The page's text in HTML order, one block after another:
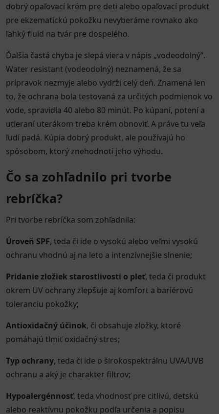
dobrý opaľovací krém pre deti alebo opaľovací produkt
pre ekzematickú pokožku nevyberáme rovnako ako
ľahký fluid na tvár pre dospelého.
Ďalšia častá chyba je slepá viera v nápis „vodeodolný“.
Water resistant (vodeodolný) neznamená, že sa
prípravok nezmyje alebo vydrží celý deň. Znamená len
to, že ochrana bola testovaná za určitých podmienok vo
vode, spravidla 40 alebo 80 minút. Po kúpaní, potení a
utieraní uterákom treba krém obnoviť. A práve tu veľa
ľudí padá. Kúpia dobrý produkt, ale používajú ho
spôsobom, ktorý znehodnotí jeho výhodu.
Čo sa zohľadnilo pri tvorbe
rebríčka?
Pri tvorbe rebríčka som zohľadnila:
Úroveň SPF, teda či ide o vysokú alebo veľmi vysokú
ochranu vhodnú aj na leto a intenzívnejšie slnenie;
Pridanie zložiek starostlivosti o pleť, teda či produkt
okrem UV ochrany zlepšuje aj komfort a bariérovú
toleranciu pokožky;
Antioxidačný účinok, či obsahuje zložky, ktoré
pomáhajú tlmiť oxidačný stres;
Typ ochrany, teda či ide o širokospektrálnu UVA/UVB
ochranu a aký je charakter filtrov;
Hypoalergénnosť, teda vhodnosť pre citlivú, detskú
alebo reaktívnu pokožku podľa určenia a popisu